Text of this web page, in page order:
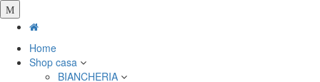
Salta
al
principaleHome
Shop casa
BIANCHERIA